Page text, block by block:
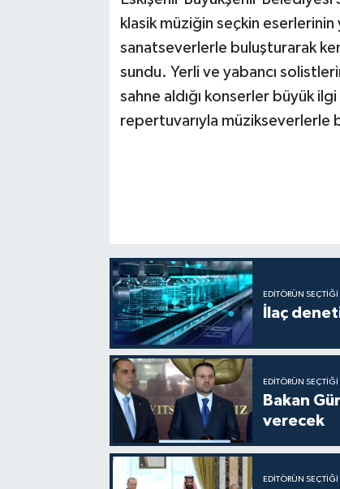
klasik müziğin seçkin
sanatseverlerle buluşturarak
sundu. Yerli ve yabancı
sahne aldığı konserler büyük
repertuvarıyla müzikseverlerle
EDITÖRÜN SEÇTIĞI
İlaç
EDITÖRÜN SEÇTIĞI
Bakan
verecek
EDITÖRÜN SEÇTIĞI